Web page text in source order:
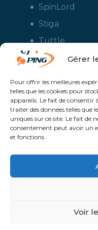
Gérer
Pour offrir les meilleures
telles que les cookies pour
appareils. Le fait de consentir
traiter des données telles
uniques sur ce site. Le fait de
consentement peut avoir un
et fonctions.
Voir
SpinLord
Stiga
Tuttle
Xiom
le tennis de table - Boutique
aux écoles et aux pongistes
housses, chaussures,
Un service proposé par
Avranches